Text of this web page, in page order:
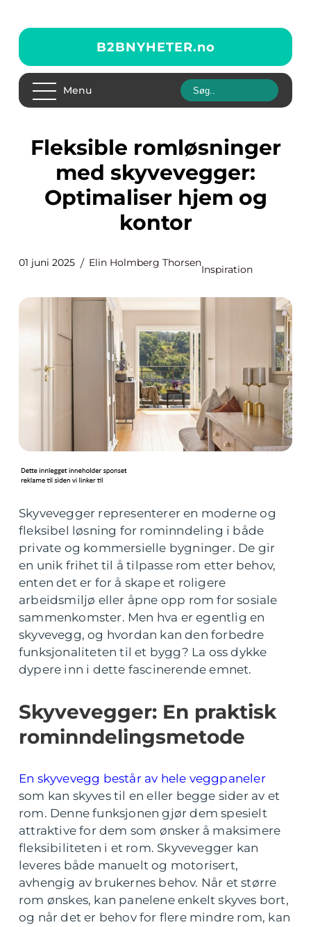
B2BNYHETER.no
Menu
Fleksible romløsninger
med skyvevegger:
Optimaliser hjem og
kontor
01 juni 2025 Elin Holmberg Thorsen
Inspiration
Skyvevegger representerer en moderne og
fleksibel løsning for rominndeling i både
private og kommersielle bygninger. De gir
en unik frihet til å tilpasse rom etter behov,
enten det er for å skape et roligere
arbeidsmiljø eller åpne opp rom for sosiale
sammenkomster. Men hva er egentlig en
skyvevegg, og hvordan kan den forbedre
funksjonaliteten til et bygg? La oss dykke
dypere inn i dette fascinerende emnet.
Skyvevegger: En praktisk
rominndelingsmetode
En skyvevegg består av hele veggpaneler
som kan skyves til en eller begge sider av et
rom. Denne funksjonen gjør dem spesielt
attraktive for dem som ønsker å maksimere
fleksibiliteten i et rom. Skyvevegger kan
leveres både manuelt og motorisert,
avhengig av brukernes behov. Når et større
rom ønskes, kan panelene enkelt skyves bort,
og når det er behov for flere mindre rom, kan